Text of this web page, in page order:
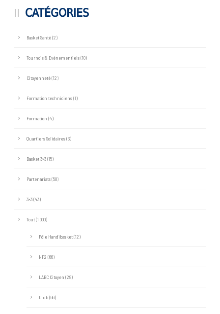
CATÉGORIES
Basket Santé(2)
Tournois & Evénementiels(10)
Citoyenneté(12)
Formation techniciens(1)
Formation (4)
Quartiers Solidaires(3)
Basket 3×3(15)
Partenariats(58)
3×3(43)
Tout(1 000)
Pôle Handibasket(12)
NF2 (66)
LABC Citoyen (29)
Club(66)